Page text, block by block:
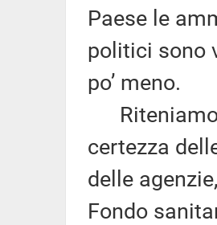
Paese le
politici sono
po’ meno.
Riteniamo
certezza
delle
Fondo